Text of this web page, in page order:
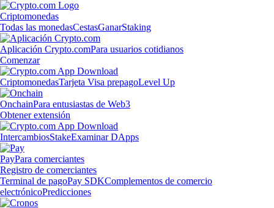
Criptomonedas
Todas las monedasCestasGanarStaking
Aplicación Crypto.comPara usuarios cotidianos
Comenzar
CriptomonedasTarjeta Visa prepagoLevel Up
OnchainPara entusiastas de Web3
Obtener extensión
IntercambiosStakeExaminar DApps
PayPara comerciantes
Registro de comerciantes
Terminal de pagoPay SDKComplementos de comercio
electrónicoPredicciones